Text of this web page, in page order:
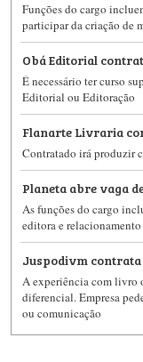
Funções do cargo
participar da criação de
Obá Editorial
É necessário ter curso
Editorial ou Editoração
Flanarte Livraria
Contratado irá produzir
Planeta abre vaga
As funções do cargo
editora e
Juspodivm
A experiência com livro
diferencial. Empresa
ou comunicação